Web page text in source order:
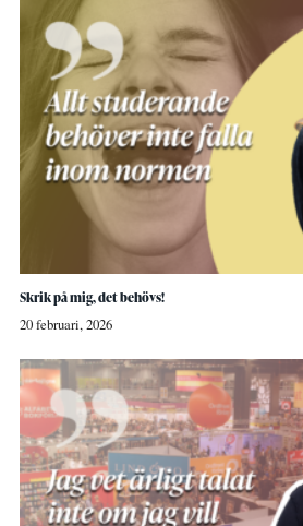
Skrik på mig, det behövs!
20 februari, 2026